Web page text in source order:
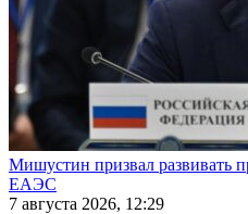
Мишустин призвал развивать
ЕАЭС
7 августа 2026, 12:29